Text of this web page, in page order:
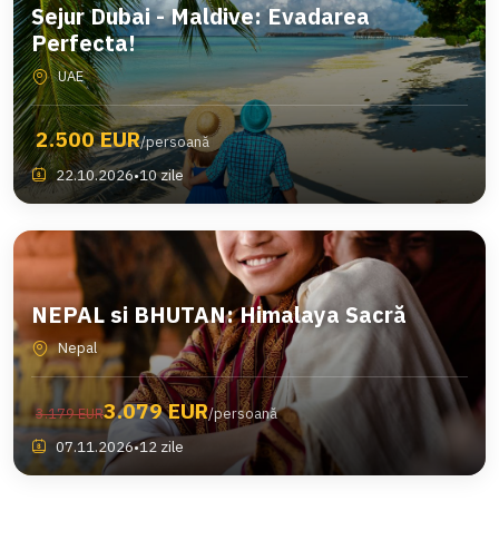
Sejur Dubai - Maldive: Evadarea
Perfecta!
UAE
2.500 EUR/persoană
22.10.2026•10 zile
NEPAL si BHUTAN: Himalaya Sacră
Nepal
3.179 EUR3.079 EUR/persoană
07.11.2026•12 zile